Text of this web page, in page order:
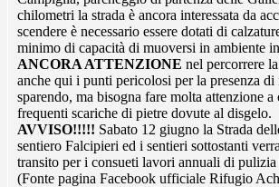
chilometri la strada è ancora interessata da
scendere è necessario essere dotati di
minimo di capacità di muoversi in ambiente
ANCORA ATTENZIONE nel percorrere
anche qui i punti pericolosi per la presenza di
sparendo, ma bisogna fare molta attenzione a
frequenti scariche di pietre dovute al disgelo.
AVVISO!!!!! Sabato 12 giugno la Strada
sentiero Falcipieri ed i sentieri sottostanti
transito per i consueti lavori annuali di pulizia
(Fonte pagina Facebook ufficiale Rifugio